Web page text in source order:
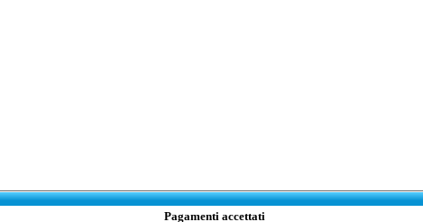
Pagamenti accettati